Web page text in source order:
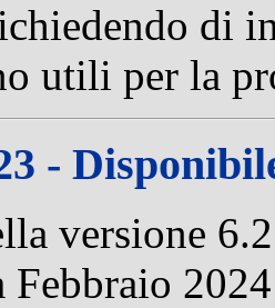
di
utili per la
-
versione
Febbraio